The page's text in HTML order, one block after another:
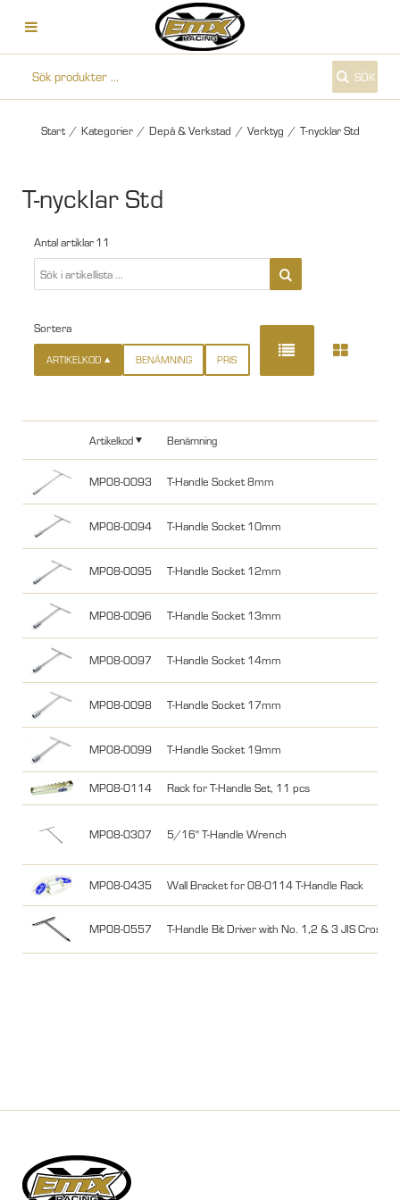
SÖK
Start / Kategorier / Depå & Verkstad / Verktyg / T-nycklar Std
T-nycklar Std
Antal artiklar 11
Sortera
ARTIKELKOD BENÄMNING PRIS
Artikelkod Benämning
MP08-0093 T-Handle Socket 8mm
MP08-0094 T-Handle Socket 10mm
MP08-0095 T-Handle Socket 12mm
MP08-0096 T-Handle Socket 13mm
MP08-0097 T-Handle Socket 14mm
MP08-0098 T-Handle Socket 17mm
MP08-0099 T-Handle Socket 19mm
MP08-0114 Rack for T-Handle Set, 11 pcs
MP08-0307 5/16" T-Handle Wrench
MP08-0435 Wall Bracket for 08-0114 T-Handle Rack
MP08-0557 T-Handle Bit Driver with No. 1,2 & 3 JIS Cross-